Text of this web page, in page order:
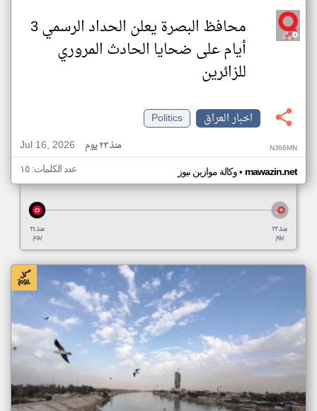
محافظ البصرة يعلن الحداد الرسمي 3
أيام على ضحايا الحادث المروري
للزائرين
اخبار العراق
Politics
Jul 16, 2026
منذ ٢٣ يوم NJ66MN
وكالة موازين نيوز• mawazin.net عدد الكلمات: ١٥
منذ ٢٤
يوم
منذ ٢٣
يوم